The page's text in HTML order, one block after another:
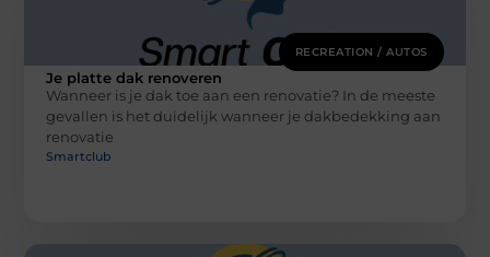
RECREATION / AUTOS
Je platte dak renoveren
Wanneer is je dak toe aan een renovatie? In de meeste
gevallen is het duidelijk wanneer je dakbedekking aan
renovatie
Smartclub